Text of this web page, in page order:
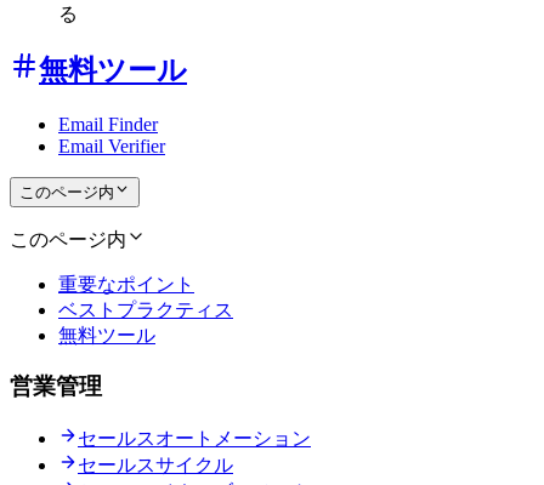
る
無料ツール
Email Finder
Email Verifier
このページ内
このページ内
重要なポイント
ベストプラクティス
無料ツール
営業管理
セールスオートメーション
セールスサイクル